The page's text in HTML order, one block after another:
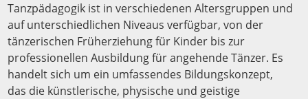
Tanzpädagogik ist in verschiedenen Altersgruppen und
auf unterschiedlichen Niveaus verfügbar, von der
tänzerischen Früherziehung für Kinder bis zur
professionellen Ausbildung für angehende Tänzer. Es
handelt sich um ein umfassendes Bildungskonzept,
das die künstlerische, physische und geistige